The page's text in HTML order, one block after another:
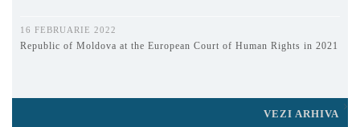
16 FEBRUARIE 2022
Republic of Moldova at the European Court of Human Rights in 2021
VEZI ARHIVA